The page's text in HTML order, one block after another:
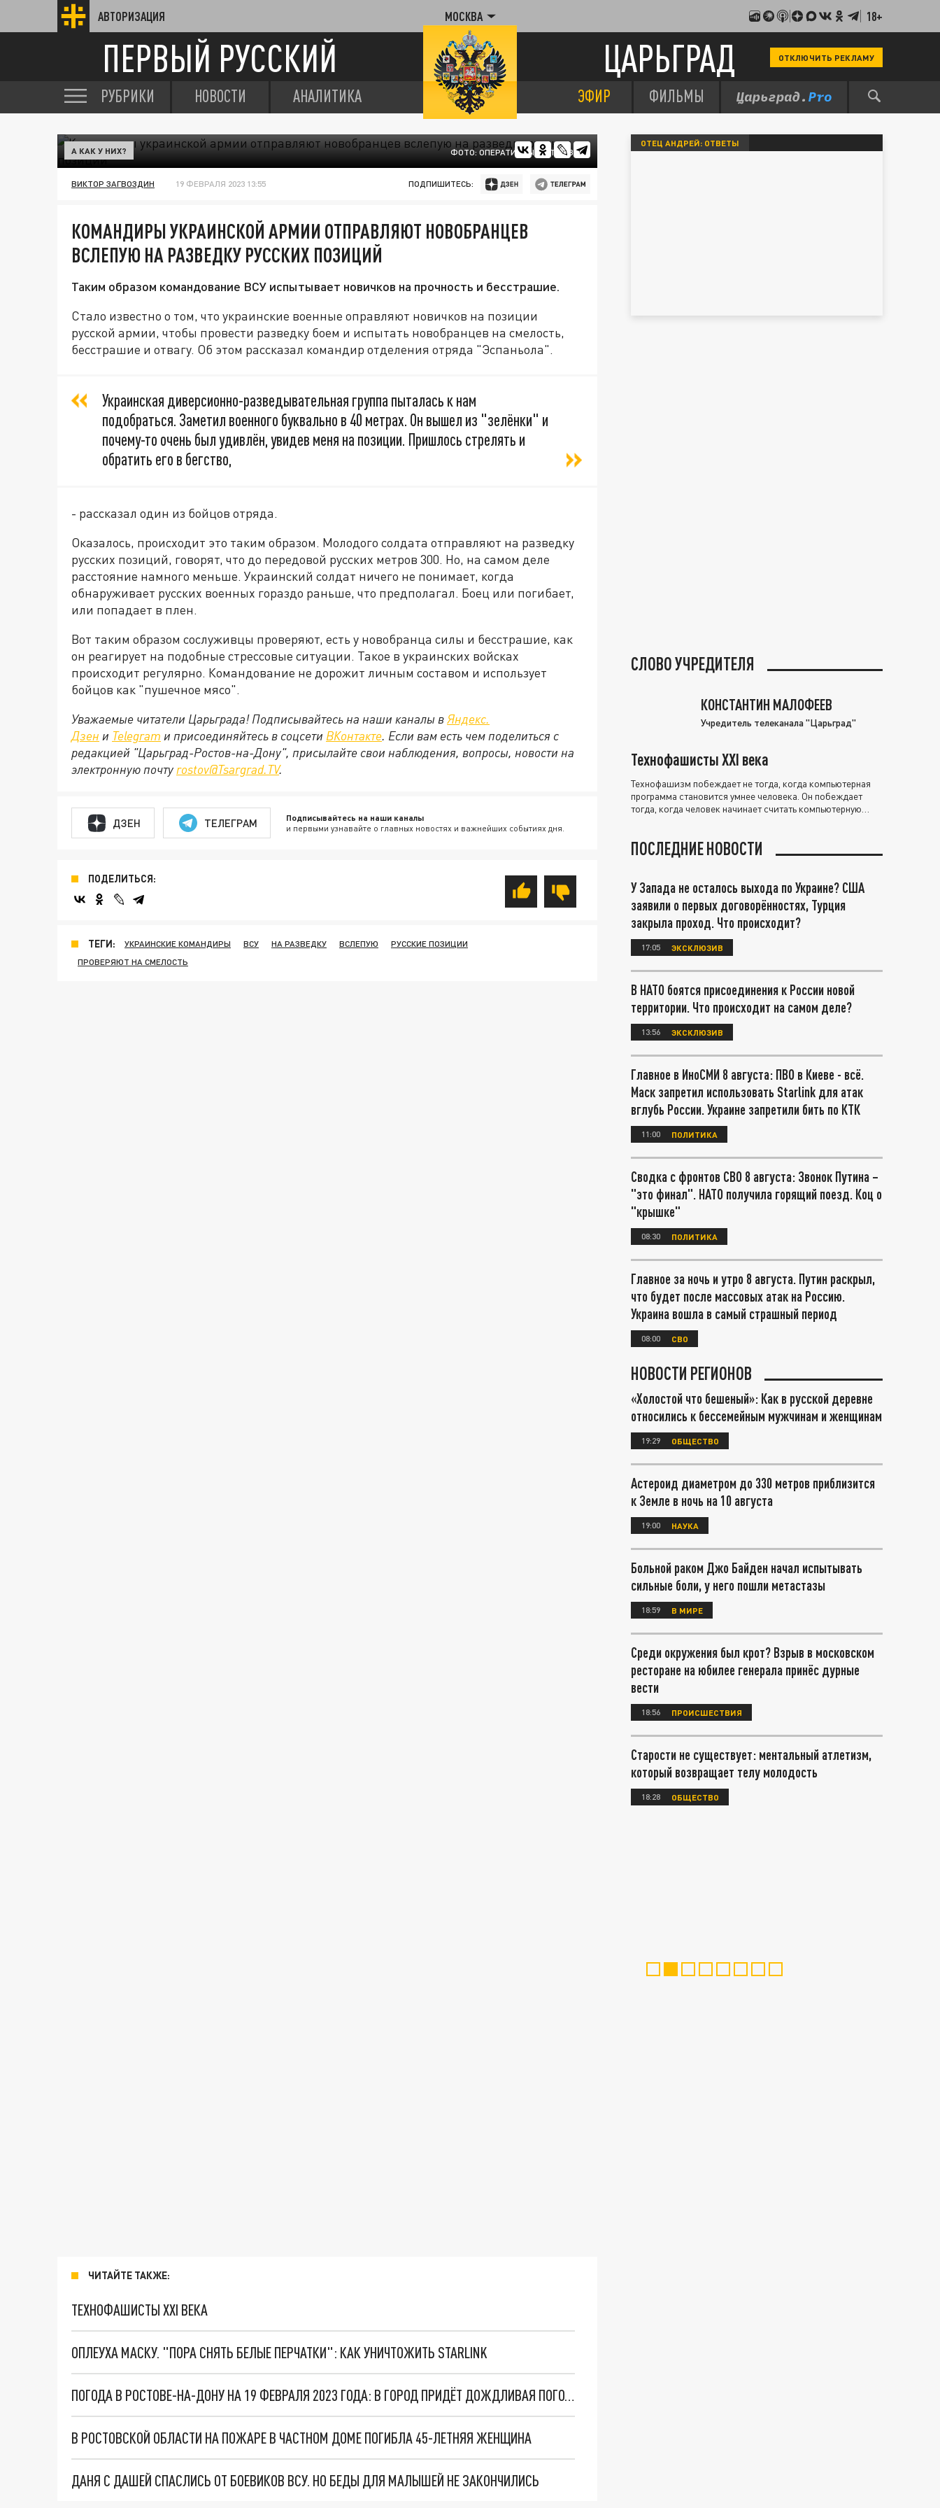
АВТОРИЗАЦИЯ МОСКВА 18+
ПЕРВЫЙ РУССКИЙ ЦАРЬГРАД ОТКЛЮЧИТЬ РЕКЛАМУ
РУБРИКИ НОВОСТИ АНАЛИТИКА ЭФИР ФИЛЬМЫ
ФОТО: ОПЕРАТИВНЫЙ ШТАБ ВСУ
А КАК У НИХ?
ВИКТОР ЗАГВОЗДИН 19 ФЕВРАЛЯ 2023 13:55 ПОДПИШИТЕСЬ:
КОМАНДИРЫ УКРАИНСКОЙ АРМИИ ОТПРАВЛЯЮТ НОВОБРАНЦЕВ
ВСЛЕПУЮ НА РАЗВЕДКУ РУССКИХ ПОЗИЦИЙ
Таким образом командование ВСУ испытывает новичков на прочность и бесстрашие.
Стало известно о том, что украинские военные оправляют новичков на позиции
русской армии, чтобы провести разведку боем и испытать новобранцев на смелость,
бесстрашие и отвагу. Об этом рассказал командир отделения отряда "Эспаньола".
Украинская диверсионно-разведывательная группа пыталась к нам
подобраться. Заметил военного буквально в 40 метрах. Он вышел из "зелёнки" и
почему-то очень был удивлён, увидев меня на позиции. Пришлось стрелять и
обратить его в бегство,
- рассказал один из бойцов отряда.
Оказалось, происходит это таким образом. Молодого солдата отправляют на разведку
русских позиций, говорят, что до передовой русских метров 300. Но, на самом деле
расстояние намного меньше. Украинский солдат ничего не понимает, когда
обнаруживает русских военных гораздо раньше, что предполагал. Боец или погибает,
или попадает в плен.
Вот таким образом сослуживцы проверяют, есть у новобранца силы и бесстрашие, как
он реагирует на подобные стрессовые ситуации. Такое в украинских войсках
происходит регулярно. Командование не дорожит личным составом и использует
бойцов как "пушечное мясо".
Уважаемые читатели Царьграда! Подписывайтесь на наши каналы вЯндекс.
Дзен и Telegram и присоединяйтесь в соцсети ВКонтакте. Если вам есть чем поделиться с
редакцией "Царьград-Ростов-на-Дону", присылайте свои наблюдения, вопросы, новости на
электронную почту rostov@Tsargrad.ТV.
ДЗЕН ТЕЛЕГРАМ Подписывайтесь на наши каналы
и первыми узнавайте о главных новостях и важнейших событиях дня.
ПОДЕЛИТЬСЯ:
ТЕГИ: УКРАИНСКИЕ КОМАНДИРЫ ВСУ НА РАЗВЕДКУ ВСЛЕПУЮ
РУССКИЕ ПОЗИЦИИ
ПРОВЕРЯЮТ НА СМЕЛОСТЬ
ЧИТАЙТЕ ТАКЖЕ:
ТЕХНОФАШИСТЫ XXI ВЕКА
ОПЛЕУХА МАСКУ. "ПОРА СНЯТЬ БЕЛЫЕ ПЕРЧАТКИ": КАК УНИЧТОЖИТЬ STARLINK
ПОГОДА В РОСТОВЕ-НА-ДОНУ НА 19 ФЕВРАЛЯ 2023 ГОДА: В ГОРОД ПРИДЁТ ДОЖДЛИВАЯ ПОГОДА С ИЗМОРОЗЬЮ
В РОСТОВСКОЙ ОБЛАСТИ НА ПОЖАРЕ В ЧАСТНОМ ДОМЕ ПОГИБЛА 45-ЛЕТНЯЯ ЖЕНЩИНА
ДАНЯ С ДАШЕЙ СПАСЛИСЬ ОТ БОЕВИКОВ ВСУ. НО БЕДЫ ДЛЯ МАЛЫШЕЙ НЕ ЗАКОНЧИЛИСЬ
ОТЕЦ АНДРЕЙ: ОТВЕТЫ
СЛОВО УЧРЕДИТЕЛЯ
КОНСТАНТИН МАЛОФЕЕВ
Учредитель телеканала "Царьград"
Технофашисты XXI века
Технофашизм побеждает не тогда, когда компьютерная
программа становится умнее человека. Он побеждает
тогда, когда человек начинает считать компьютерную
ПОСЛЕДНИЕ НОВОСТИ
У Запада не осталось выхода по Украине? США
заявили о первых договорённостях, Турция
закрыла проход. Что происходит?
17:05 ЭКСКЛЮЗИВ
В НАТО боятся присоединения к России новой
территории. Что происходит на самом деле?
13:56 ЭКСКЛЮЗИВ
Главное в ИноСМИ 8 августа: ПВО в Киеве - всё.
Маск запретил использовать Starlink для атак
вглубь России. Украине запретили бить по КТК
11:00 ПОЛИТИКА
Сводка с фронтов СВО 8 августа: Звонок Путина –
"это финал". НАТО получила горящий поезд. Коц о
"крышке"
08:30 ПОЛИТИКА
Главное за ночь и утро 8 августа. Путин раскрыл,
что будет после массовых атак на Россию.
Украина вошла в самый страшный период
08:00 СВО
НОВОСТИ РЕГИОНОВ
«Холостой что бешеный»: Как в русской деревне
относились к бессемейным мужчинам и женщинам
19:29 ОБЩЕСТВО
Астероид диаметром до 330 метров приблизится
к Земле в ночь на 10 августа
19:00 НАУКА
Больной раком Джо Байден начал испытывать
сильные боли, у него пошли метастазы
18:59 В МИРЕ
Среди окружения был крот? Взрыв в московском
ресторане на юбилее генерала принёс дурные
вести
18:56 ПРОИСШЕСТВИЯ
Старости не существует: ментальный атлетизм,
который возвращает телу молодость
18:28 ОБЩЕСТВО